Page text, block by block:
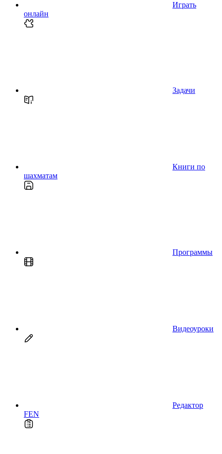
Играть
онлайн
Задачи
Книги по
шахматам
Программы
Видеоуроки
Редактор
FEN